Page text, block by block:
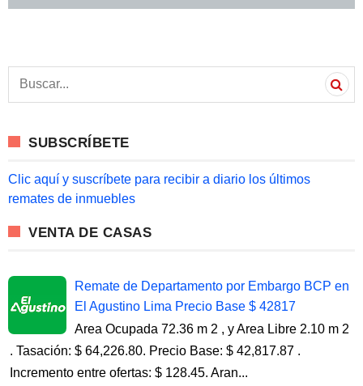
a
h
o
:
SUBSCRÍBETE
Clic aquí y suscríbete para recibir a diario los últimos
remates de inmuebles
VENTA DE CASAS
Remate de Departamento por Embargo BCP en
El Agustino Lima Precio Base $ 42817
Area Ocupada 72.36 m 2 , y Area Libre 2.10 m 2
. Tasación: $ 64,226.80. Precio Base: $ 42,817.87 .
Incremento entre ofertas: $ 128.45. Aran...